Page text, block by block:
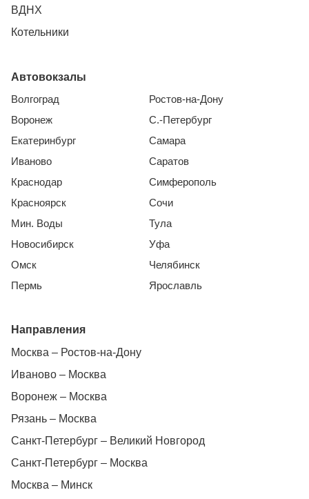
ВДНХ
Котельники
Автовокзалы
Волгоград
Воронеж
Екатеринбург
Иваново
Краснодар
Красноярск
Мин. Воды
Новосибирск
Омск
Пермь
Ростов-на-Дону
С.-Петербург
Самара
Саратов
Симферополь
Сочи
Тула
Уфа
Челябинск
Ярославль
Направления
Москва – Ростов-на-Дону
Иваново – Москва
Воронеж – Москва
Рязань – Москва
Санкт-Петербург – Великий Новгород
Санкт-Петербург – Москва
Москва – Минск